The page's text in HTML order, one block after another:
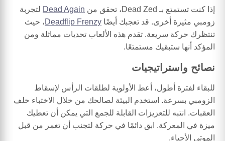
إذا كنت تستمتع بـ Dead Zed، تحقق من Dead Again لتجربة
زومبي مثيرة أخرى. قد تعجبك أيضًا Deadflip Frenzy، حيث
تنتظرك حركة سريعة. تقدم هذه الألعاب تحديات مماثلة ومن
المؤكد أنها ستبقيك مستمتعًا.
نصائح واستراتيجيات
للبقاء لفترة أطول، أعط الأولوية لطلقات الرأس لإسقاط
الزومبي بسرعة. استخدم البيئة لصالحك من خلال الاختباء خلف
العقبات. انتبه للتعزيزات القابلة للجمع التي يمكن أن تعطيك
ميزة في المعركة. ابق دائمًا في حركة لتجنب أن تغمر من قبل
الموتى الأحياء.